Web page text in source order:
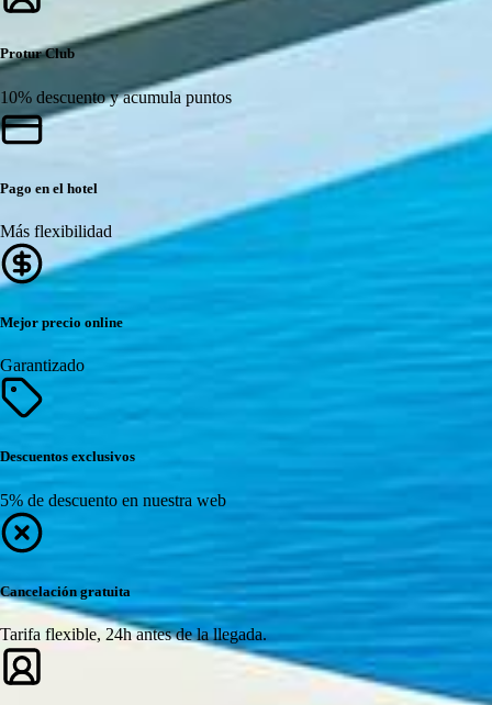
Protur Club
10% descuento y acumula puntos
Pago en el hotel
Más flexibilidad
Mejor precio online
Garantizado
Descuentos exclusivos
5% de descuento en nuestra web
Cancelación gratuita
Tarifa flexible, 24h antes de la llegada.